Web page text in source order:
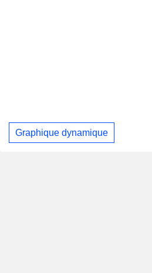
Graphique dynamique